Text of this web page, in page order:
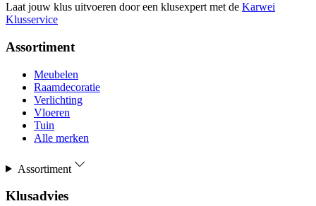
Laat jouw klus uitvoeren door een klusexpert met de Karwei
Klusservice
Assortiment
Meubelen
Raamdecoratie
Verlichting
Vloeren
Tuin
Alle merken
Assortiment
Klusadvies